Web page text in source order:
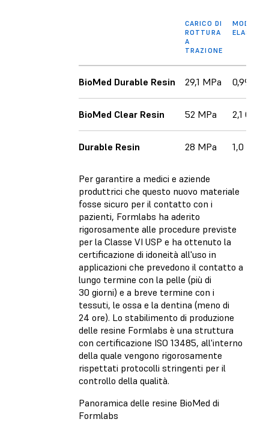
CARICO DI
ROTTURA
A
TRAZIONE
MODULO
BioMed Durable Resin 29,1 MPa 0,99 GPa
BioMed Clear Resin 52 MPa 2,1 GPa
Durable Resin 28 MPa 1,0 GPa
Per garantire a medici e aziende
produttrici che questo nuovo materiale
fosse sicuro per il contatto con i
pazienti, Formlabs ha aderito
rigorosamente alle procedure previste
per la Classe VI USP e ha ottenuto la
certificazione di idoneità all'uso in
applicazioni che prevedono il contatto a
lungo termine con la pelle (più di
30 giorni) e a breve termine con i
tessuti, le ossa e la dentina (meno di
24 ore). Lo stabilimento di produzione
delle resine Formlabs è una struttura
con certificazione ISO 13485, all'interno
della quale vengono rigorosamente
rispettati protocolli stringenti per il
controllo della qualità.
Panoramica delle resine BioMed di
Formlabs